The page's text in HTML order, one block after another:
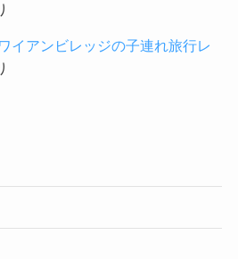
イアンビレッジの子連れ旅行レ